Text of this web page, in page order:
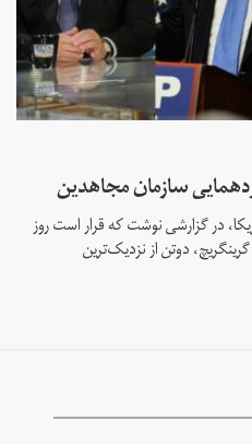
سازمان مجاهدین
در گزارشی نوشت که قرار است روز
دوتن از نزدیک‌ترین